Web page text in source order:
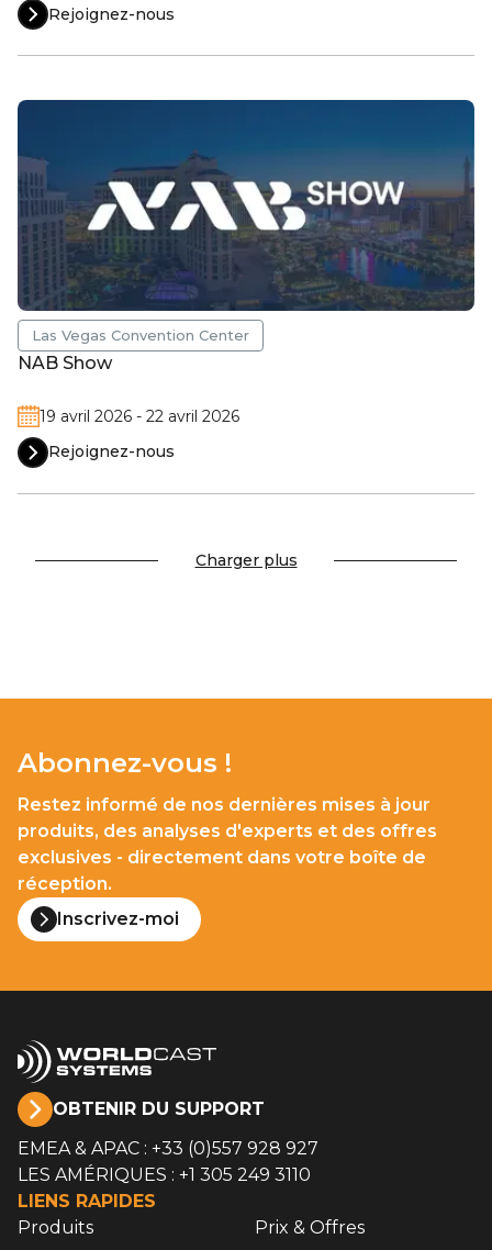
Rejoignez-nous
Las Vegas Convention Center
NAB Show
19 avril 2026 - 22 avril 2026
Rejoignez-nous
Charger plus
Abonnez-vous !
Restez informé de nos dernières mises à jour
produits, des analyses d'experts et des offres
exclusives - directement dans votre boîte de
réception.
Inscrivez-moi
OBTENIR DU SUPPORT
EMEA & APAC : +33 (0)557 928 927
LES AMÉRIQUES : +1 305 249 3110
LIENS RAPIDES
Produits
Prix & Offres